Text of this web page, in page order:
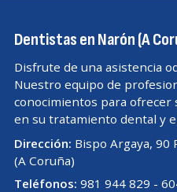
Dentistas en Narón (A
Disfrute de una asistencia
Nuestro equipo de
conocimientos para ofrecer
en su tratamiento dental y
Dirección: Bispo Argaya, 90
(A Coruña)
Teléfonos: 981 944 829 -